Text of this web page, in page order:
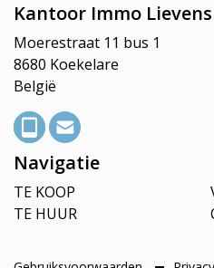
Kantoor Immo Lievens
Moerestraat 11 bus 1
8680 Koekelare
België
Navigatie
TE KOOP
TE HUUR